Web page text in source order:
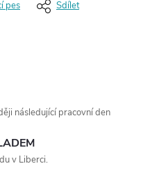
pes Sdílet
následující pracovní den
v Liberci.